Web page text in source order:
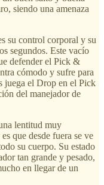
siendo una amenaza
su control corporal y su
segundos. Este vacío
defender el Pick &
cómodo y sufre para
juega el Drop en el Pick
del manejador de
lentitud muy
que desde fuera se ve
su cuerpo. Su estado
tan grande y pesado,
en llegar de un